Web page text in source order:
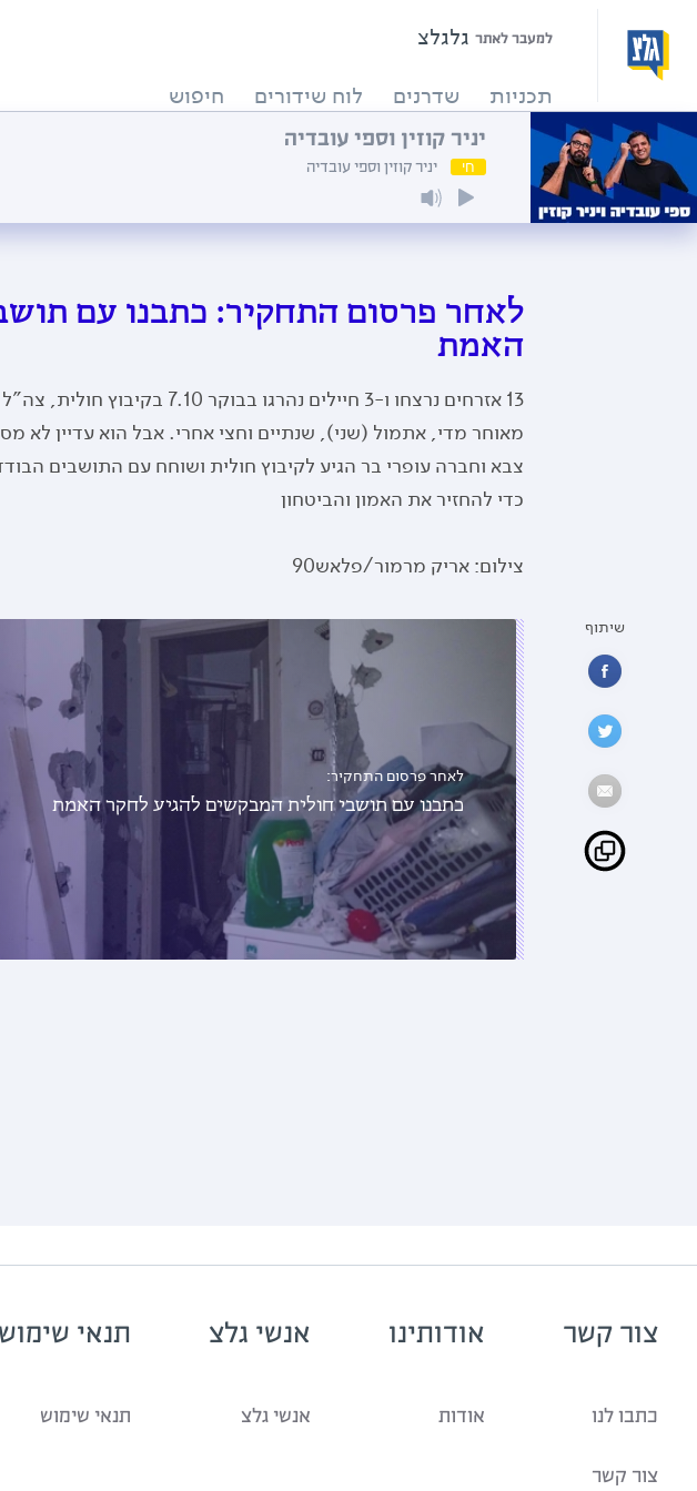
למעבר לאתר גלגלצ
תכניות
שדרנים לוח שידורים חיפוש
יניר קוזין וספי עובדיה
חי יניר קוזין וספי עובדיה
לאחר פרסום התחקיר: כתבנו עם
האמת
13 אזרחים נרצחו ו-3 חיילים
מאוחר מדי, אתמול (שני), שנתיים וחצי אחרי. אבל הוא עדיין לא
צבא וחברה עופרי בר הגיע לקיבוץ חולית ושוחח עם התושבים
כדי להחזיר את האמון והביטחון
צילום: אריק מרמור/פלאש90
שיתוף
לאחר פרסום התחקיר:
כתבנו עם תושבי חולית המבקשים להגיע לחקר האמת
צור קשר
כתבו לנו
צור קשר
אודותינו
אודות
אנשי גלצ
אנשי גלצ
תנאי שימוש
תנאי שימוש